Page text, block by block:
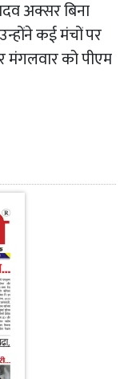
अक्सर बिना
कई मंचों पर
मंगलवार को पीएम